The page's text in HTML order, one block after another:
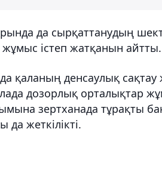
да сырқаттанудың
істеп жатқанын айтты.
қаланың денсаулық
дозорлық орталықтар
зертханада тұрақты
да жеткілікті.